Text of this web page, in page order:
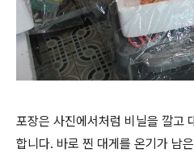
포장은 사진에서처럼 비닐을 깔고
합니다. 바로 찐 대게를 온기가 남